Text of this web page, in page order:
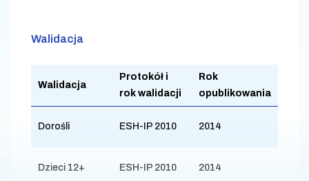
Walidacja
Walidacja
Protokół i
rok walidacji
Rok
opublikowania
Dorośli ESH-IP 2010 2014
Dzieci 12+ ESH-IP 2010 2014